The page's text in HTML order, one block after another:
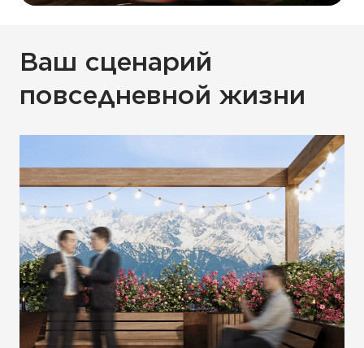
Ваш сценарий
повседневной жизни